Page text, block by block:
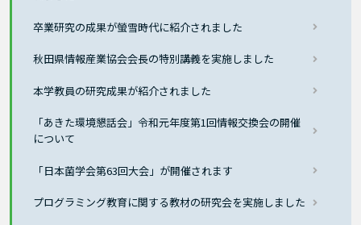
卒業研究の成果が螢雪時代に紹介されました
秋田県情報産業協会会長の特別講義を実施しました
本学教員の研究成果が紹介されました
「あきた環境懇話会」令和元年度第1回情報交換会の開催
について
「日本菌学会第63回大会」が開催されます
プログラミング教育に関する教材の研究会を実施しました